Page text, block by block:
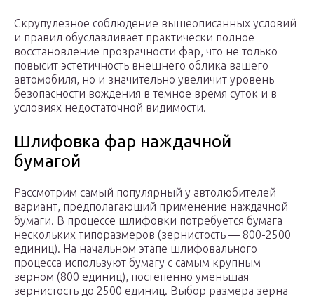
Скрупулезное соблюдение вышеописанных условий
и правил обуславливает практически полное
восстановление прозрачности фар, что не только
повысит эстетичность внешнего облика вашего
автомобиля, но и значительно увеличит уровень
безопасности вождения в темное время суток и в
условиях недостаточной видимости.
Шлифовка фар наждачной
бумагой
Рассмотрим самый популярный у автолюбителей
вариант, предполагающий применение наждачной
бумаги. В процессе шлифовки потребуется бумага
нескольких типоразмеров (зернистость — 800-2500
единиц). На начальном этапе шлифовального
процесса используют бумагу с самым крупным
зерном (800 единиц), постепенно уменьшая
зернистость до 2500 единиц. Выбор размера зерна